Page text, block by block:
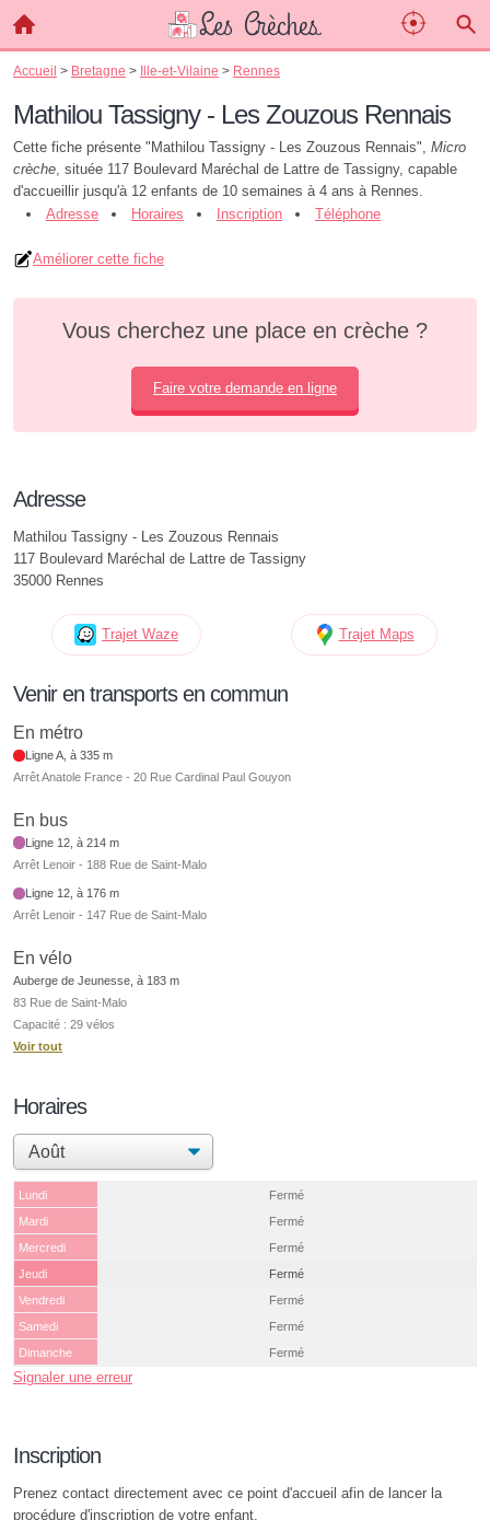
Accueil > Bretagne > Ille-et-Vilaine > Rennes
Mathilou Tassigny - Les Zouzous Rennais
Cette fiche présente "Mathilou Tassigny - Les Zouzous Rennais", Micro
crèche, située 117 Boulevard Maréchal de Lattre de Tassigny, capable
d'accueillir jusqu'à 12 enfants de 10 semaines à 4 ans à Rennes.
Adresse
Horaires Inscription Téléphone
Améliorer cette fiche
Vous cherchez une place en crèche ?
Faire votre demande en ligne
Adresse
Mathilou Tassigny - Les Zouzous Rennais
117 Boulevard Maréchal de Lattre de Tassigny
35000 Rennes
Trajet Waze Trajet Maps
Venir en transports en commun
En métro
Ligne A, à 335 m
Arrêt Anatole France - 20 Rue Cardinal Paul Gouyon
En bus
Ligne 12, à 214 m
Arrêt Lenoir - 188 Rue de Saint-Malo
Ligne 12, à 176 m
Arrêt Lenoir - 147 Rue de Saint-Malo
En vélo
Auberge de Jeunesse, à 183 m
83 Rue de Saint-Malo
Capacité : 29 vélos
Voir tout
Horaires
Lundi
Fermé
Mardi
Fermé
Mercredi
Fermé
Jeudi
Fermé
Vendredi
Fermé
Samedi
Fermé
Dimanche
Fermé
Signaler une erreur
Inscription
Prenez contact directement avec ce point d'accueil afin de lancer la
procédure d'inscription de votre enfant.